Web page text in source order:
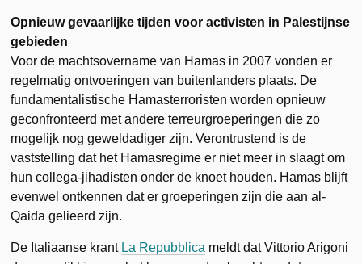
Opnieuw gevaarlijke tijden voor activisten in Palestijnse
gebieden
Voor de machtsovername van Hamas in 2007 vonden er
regelmatig ontvoeringen van buitenlanders plaats. De
fundamentalistische Hamasterroristen worden opnieuw
geconfronteerd met andere terreurgroeperingen die zo
mogelijk nog geweldadiger zijn. Verontrustend is de
vaststelling dat het Hamasregime er niet meer in slaagt om
hun collega-jihadisten onder de knoet houden. Hamas blijft
evenwel ontkennen dat er groeperingen zijn die aan al-
Qaida gelieerd zijn.
De Italiaanse krant La Repubblica meldt dat Vittorio Arigoni